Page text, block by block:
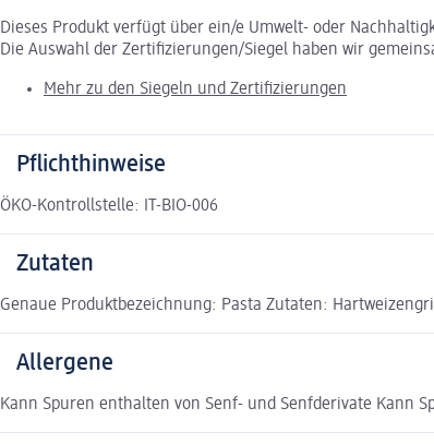
Dieses Produkt verfügt über ein/e Umwelt- oder
Die Auswahl der Zertifizierungen/Siegel haben wir
Mehr zu den Siegeln und Zertifizierungen
Pflichthinweise
ÖKO-Kontrollstelle: IT-BIO-006
Zutaten
Genaue Produktbezeichnung: Pasta Zutaten:
Allergene
Kann Spuren enthalten von Senf- und Senfderivate Kann